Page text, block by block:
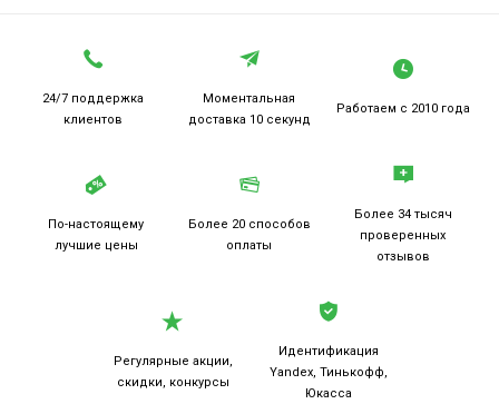
24/7 поддержка
клиентов
Моментальная
доставка 10 секунд
Работаем с 2010 года
По-настоящему
лучшие цены
Более 20 способов
оплаты
Более 34 тысяч
проверенных
отзывов
Регулярные акции,
скидки, конкурсы
Идентификация
Yandex, Тинькофф,
Юкасса